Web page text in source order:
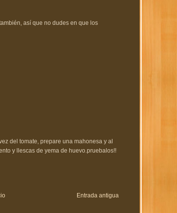
así que no dudes en que los
del tomate, prepare una mahonesa y al
y llescas de yema de huevo.pruebalos!!
Entrada antigua